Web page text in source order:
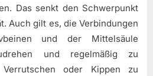
Das senkt den Schwerpunkt
Auch gilt es, die Verbindungen
und der Mittelsäule
und regelmäßig zu
oder Kippen zu